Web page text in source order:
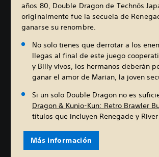
años 80, Double Dragon de Technōs
originalmente fue la secuela de
ganarse su renombre.
No solo tienes que derrotar a los
llegas al final de este juego
y Billy vivos, los hermanos deberán
ganar el amor de Marian, la joven
Si un solo Double Dragon no es
Dragon & Kunio-Kun: Retro Brawler
títulos que incluyen Renegade y River
Más información